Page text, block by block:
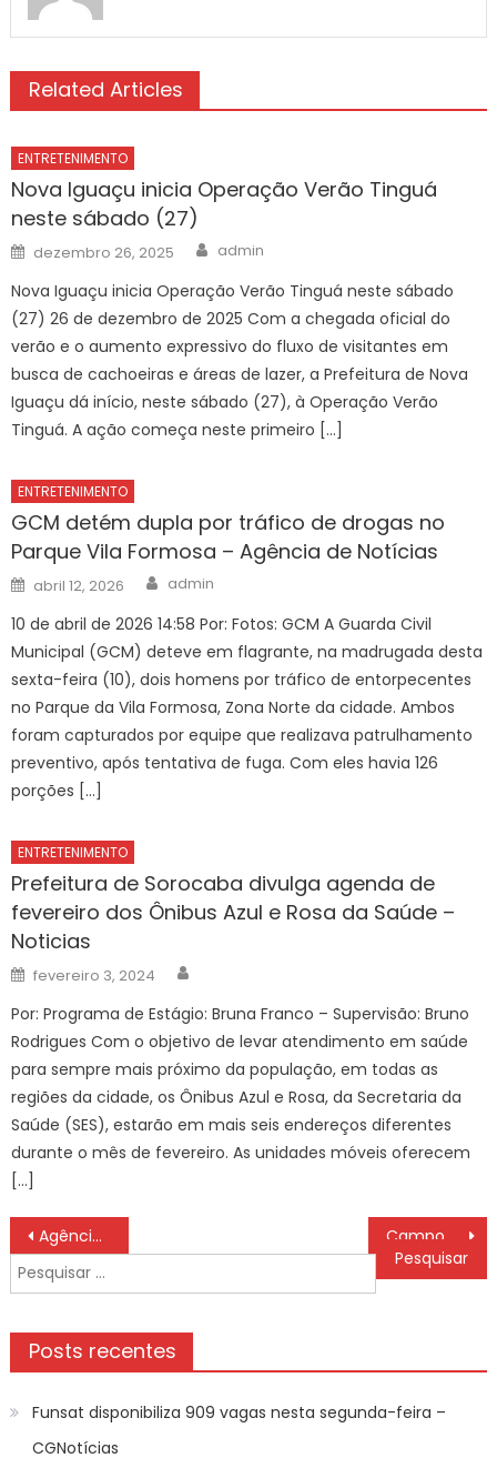
Related Articles
ENTRETENIMENTO
Nova Iguaçu inicia Operação Verão Tinguá
neste sábado (27)
Posted
on
dezembro 26, 2025 Author
admin
Nova Iguaçu inicia Operação Verão Tinguá neste sábado
(27) 26 de dezembro de 2025 Com a chegada oficial do
verão e o aumento expressivo do fluxo de visitantes em
busca de cachoeiras e áreas de lazer, a Prefeitura de Nova
Iguaçu dá início, neste sábado (27), à Operação Verão
Tinguá. A ação começa neste primeiro […]
ENTRETENIMENTO
GCM detém dupla por tráfico de drogas no
Parque Vila Formosa – Agência de Notícias
Posted
on
abril 12, 2026 Author
admin
10 de abril de 2026 14:58 Por: Fotos: GCM A Guarda Civil
Municipal (GCM) deteve em flagrante, na madrugada desta
sexta-feira (10), dois homens por tráfico de entorpecentes
no Parque da Vila Formosa, Zona Norte da cidade. Ambos
foram capturados por equipe que realizava patrulhamento
preventivo, após tentativa de fuga. Com eles havia 126
porções […]
ENTRETENIMENTO
Prefeitura de Sorocaba divulga agenda de
fevereiro dos Ônibus Azul e Rosa da Saúde –
Noticias
Posted
on
fevereiro 3, 2024
Por: Programa de Estágio: Bruna Franco – Supervisão: Bruno
Rodrigues Com o objetivo de levar atendimento em saúde
para sempre mais próximo da população, em todas as
regiões da cidade, os Ônibus Azul e Rosa, da Secretaria da
Saúde (SES), estarão em mais seis endereços diferentes
durante o mês de fevereiro. As unidades móveis oferecem
[…]
Navegação
de
Post
Agência Minas Gerais | Exportações do agronegócio mineiro crescem 17% no período de janeiro a julho
Pesquisar
por:
Posts recentes
Funsat disponibiliza 909 vagas nesta segunda-feira –
CGNotícias